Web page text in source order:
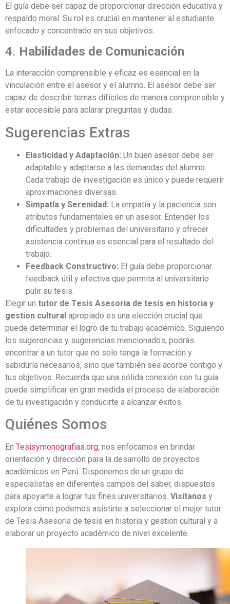
El guía debe ser capaz de proporcionar dirección educativa y
respaldo moral. Su rol es crucial en mantener al estudiante
enfocado y concentrado en sus objetivos.
4. Habilidades de Comunicación
La interacción comprensible y eficaz es esencial en la
vinculación entre el asesor y el alumno. El asesor debe ser
capaz de describir temas difíciles de manera comprensible y
estar accesible para aclarar preguntas y dudas.
Sugerencias Extras
Elasticidad y Adaptación: Un buen asesor debe ser
adaptable y adaptarse a las demandas del alumno.
Cada trabajo de investigación es único y puede requerir
aproximaciones diversas.
Simpatía y Serenidad: La empatía y la paciencia son
atributos fundamentales en un asesor. Entender los
dificultades y problemas del universitario y ofrecer
asistencia continua es esencial para el resultado del
trabajo.
Feedback Constructivo: El guía debe proporcionar
feedback útil y efectiva que permita al universitario
pulir su tesis.
Elegir un tutor de Tesis Asesoria de tesis en historia y
gestion cultural apropiado es una elección crucial que
puede determinar el logro de tu trabajo académico. Siguiendo
los sugerencias y sugerencias mencionados, podrás
encontrar a un tutor que no solo tenga la formación y
sabiduría necesarios, sino que también sea acorde contigo y
tus objetivos. Recuerda que una sólida conexión con tu guía
puede simplificar en gran medida el proceso de elaboración
de tu investigación y conducirte a alcanzar éxitos.
Quiénes Somos
En Tesisymonografias.org, nos enfocamos en brindar
orientación y dirección para la desarrollo de proyectos
académicos en Perú. Disponemos de un grupo de
especialistas en diferentes campos del saber, dispuestos
para apoyarte a lograr tus fines universitarios. Visítanos y
explora cómo podemos asistirte a seleccionar el mejor tutor
de Tesis Asesoria de tesis en historia y gestion cultural y a
elaborar un proyecto académico de nivel excelente.